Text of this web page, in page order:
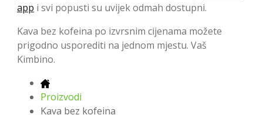
app i svi popusti su uvijek odmah dostupni.
Kava bez kofeina po izvrsnim cijenama možete
prigodno usporediti na jednom mjestu. Vaš
Kimbino.
Proizvodi
Kava bez kofeina